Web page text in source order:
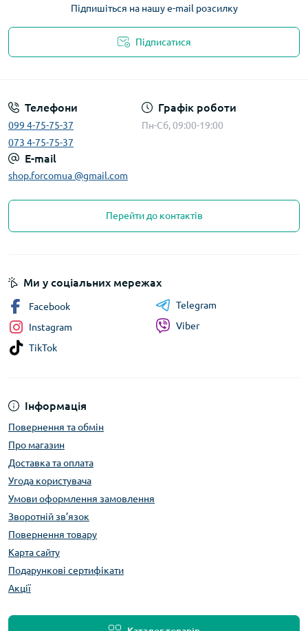
Підпишіться на нашу e-mail розсилку
Підписатися
Телефони
099 4-75-75-37
073 4-75-75-37
Графік роботи
Пн-Сб, 09:00-19:00
E-mail
shop.forcomua @gmail.com
Перейти до контактів
Інформація
Повернення та обмін
Про магазин
Доставка та оплата
Угода користувача
Умови оформлення замовлення
Зворотній зв’язок
Повернення товару
Карта сайту
Подарункові сертифікати
Акції
Ми у соціальних мережах
Facebook
Instagram
TikTok
Telegram
Viber